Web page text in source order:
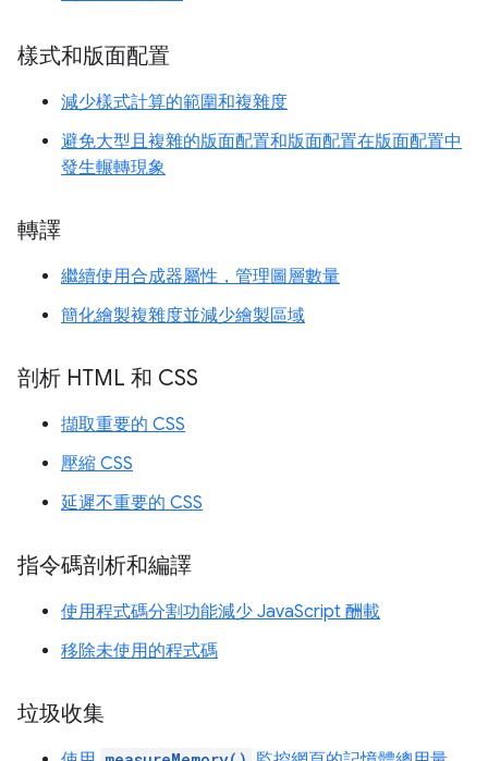
樣式和版面配置
減少樣式計算的範圍和複雜度
避免大型且複雜的版面配置和版面配置在版面配置中
發生輾轉現象
轉譯
繼續使用合成器屬性，管理圖層數量
簡化繪製複雜度並減少繪製區域
剖析 HTML 和 CSS
擷取重要的 CSS
壓縮 CSS
延遲不重要的 CSS
指令碼剖析和編譯
使用程式碼分割功能減少 JavaScript 酬載
移除未使用的程式碼
垃圾收集